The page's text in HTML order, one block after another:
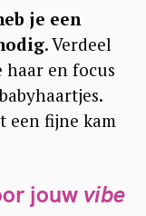
je een
. Verdeel
en focus
een fijne kam
jouw vibe